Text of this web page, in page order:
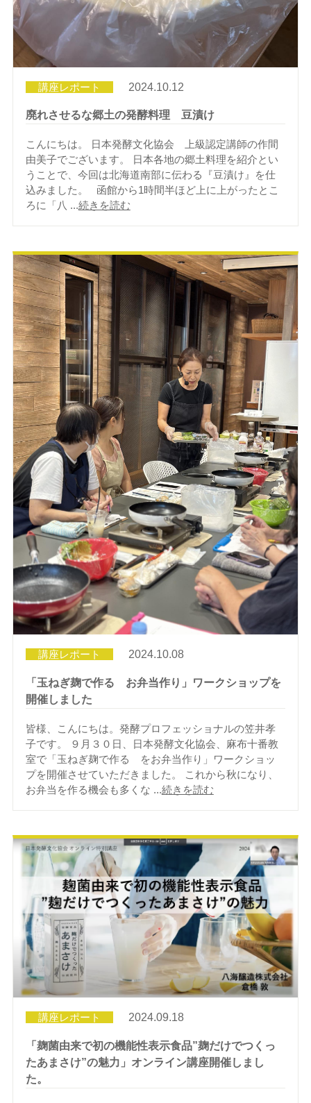
講座レポート 2024.10.12
廃れさせるな郷土の発酵料理 豆漬け
こんにちは。 日本発酵文化協会 上級認定講師の作間
由美子でございます。 日本各地の郷土料理を紹介とい
うことで、今回は北海道南部に伝わる『豆漬け』を仕
込みました。 函館から1時間半ほど上に上がったとこ
ろに「八 ...続きを読む
講座レポート 2024.10.08
「玉ねぎ麹で作る お弁当作り」ワークショップを
開催しました
皆様、こんにちは。発酵プロフェッショナルの笠井孝
子です。 ９月３０日、日本発酵文化協会、麻布十番教
室で「玉ねぎ麹で作る をお弁当作り」ワークショッ
プを開催させていただきました。 これから秋になり、
お弁当を作る機会も多くな ...続きを読む
講座レポート 2024.09.18
「麹菌由来で初の機能性表示食品”麹だけでつくっ
たあまさけ”の魅力」オンライン講座開催しまし
た。